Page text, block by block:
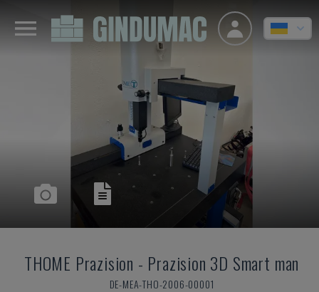
THOME Prazision - Prazision 3D Smart man
DE-MEA-THO-2006-00001